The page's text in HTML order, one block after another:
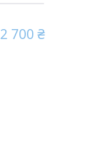
2 700 ₴